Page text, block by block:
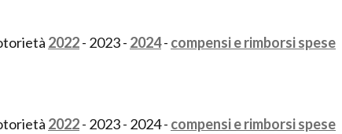
2022- 2023 - 2024- compensi e rimborsi spese
2022- 2023 - 2024 - compensi e rimborsi spese